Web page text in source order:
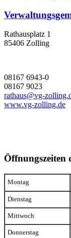
Rathausplatz 1
85406 Zolling
08167 6943-0
08167 9023
rathaus@vg-
www.vg-zolling.de
Öffnungszeiten
Montag
Dienstag
Mittwoch
Donnerstag